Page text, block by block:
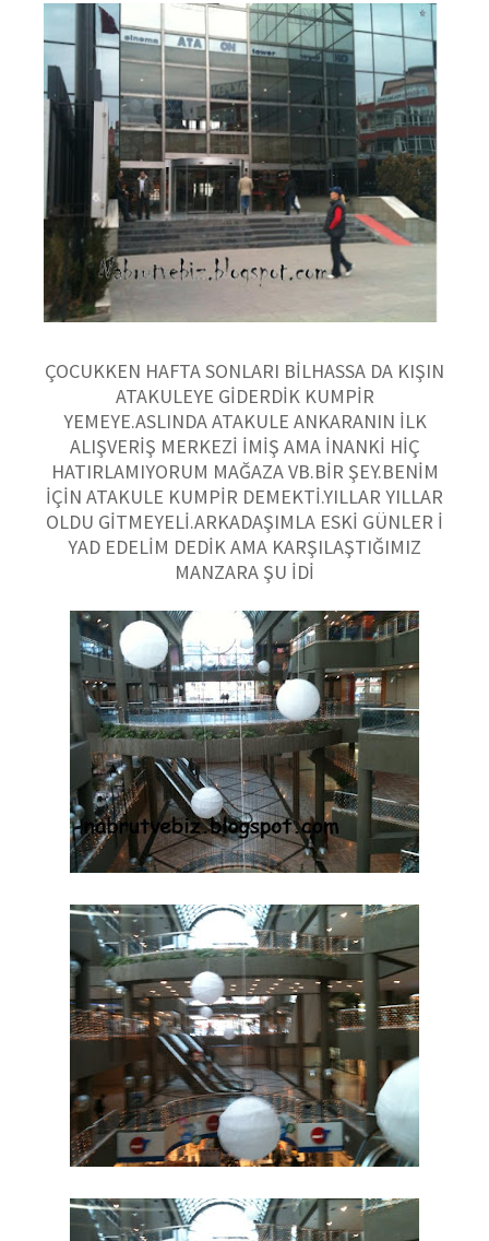
ÇOCUKKEN HAFTA SONLARI BİLHASSA DA KIŞIN
ATAKULEYE GİDERDİK KUMPİR
YEMEYE.ASLINDA ATAKULE ANKARANIN İLK
ALIŞVERİŞ MERKEZİ İMİŞ AMA İNANKİ HİÇ
HATIRLAMIYORUM MAĞAZA VB.BİR ŞEY.BENİM
İÇİN ATAKULE KUMPİR DEMEKTİ.YILLAR YILLAR
OLDU GİTMEYELİ.ARKADAŞIMLA ESKİ GÜNLER İ
YAD EDELİM DEDİK AMA KARŞILAŞTIĞIMIZ
MANZARA ŞU İDİ